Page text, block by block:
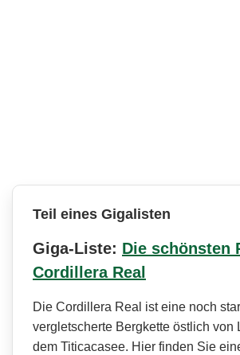
Teil eines Gigalisten
Giga-Liste: Die schönsten
Cordillera Real
Die Cordillera Real ist eine noch
vergletscherte Bergkette östlich von
dem Titicacasee. Hier finden Sie